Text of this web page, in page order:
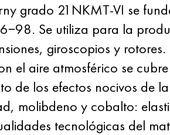
grado 21NKMT-VI se
Se utiliza para la
giroscopios y
el aire atmosférico se
de los efectos nocivos de
molibdeno y cobalto:
tecnológicas del